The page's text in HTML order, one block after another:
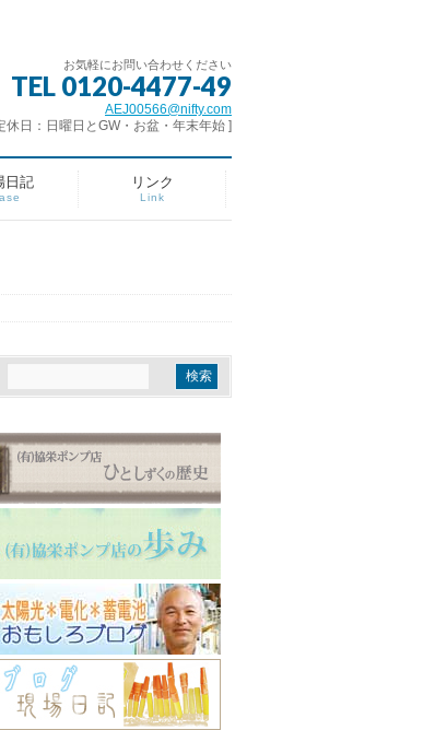
お気軽にお問い合わせください
TEL 0120-4477-49
AEJ00566@nifty.com
休日：日曜日とGW・お盆・年末年始 ]
日記 リンク
Link